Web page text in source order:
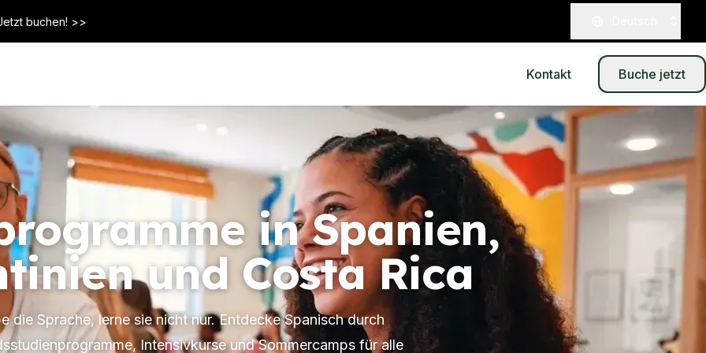
buchen! >>
Kontakt Buche jetzt
in Spanien,
und Costa Rica
die Sprache, lerne sie nicht nur. Entdecke Spanisch durch
Intensivkurse und Sommercamps für alle